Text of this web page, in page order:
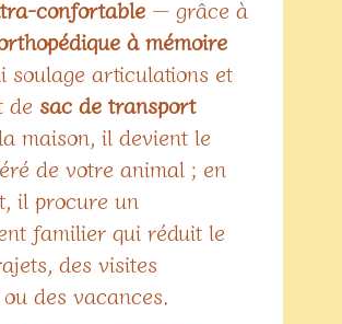
confortable — grâce à
à mémoire
soulage articulations et
de sac de transport
maison, il devient le
de votre animal ; en
il procure un
familier qui réduit le
des visites
des vacances.